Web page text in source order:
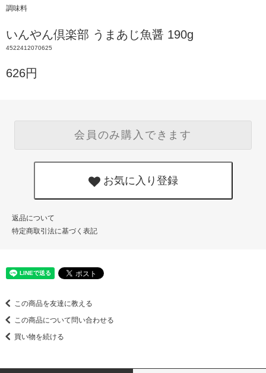
調味料
いんやん倶楽部 うまあじ魚醤 190g
4522412070625
626円
会員のみ購入できます
お気に入り登録
返品について
特定商取引法に基づく表記
この商品を友達に教える
この商品について問い合わせる
買い物を続ける